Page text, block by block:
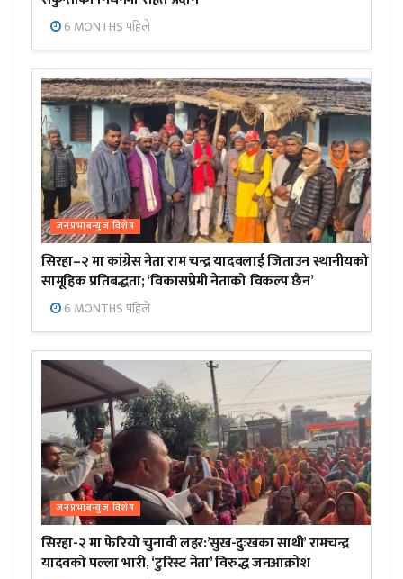
6 MONTHS पहिले
जनप्रभाबन्युज विशेष
सिरहा–२ मा कांग्रेस नेता राम चन्द्र यादवलाई जिताउन स्थानीयको
सामूहिक प्रतिबद्धता; ‘विकासप्रेमी नेताको विकल्प छैन’
6 MONTHS पहिले
जनप्रभाबन्युज विशेष
सिरहा-२ मा फेरियो चुनावी लहर:’सुख-दुःखका साथी’ रामचन्द्र
यादवको पल्ला भारी, ‘टुरिस्ट नेता’ विरुद्ध जनआक्रोश